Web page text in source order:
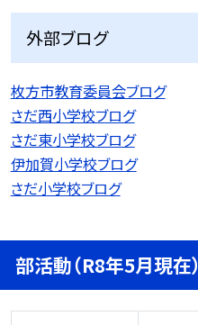
外部ブログ
枚方市教育委員会ブログ
さだ西小学校ブログ
さだ東小学校ブログ
伊加賀小学校ブログ
さだ小学校ブログ
部活動（R8年5月現在）